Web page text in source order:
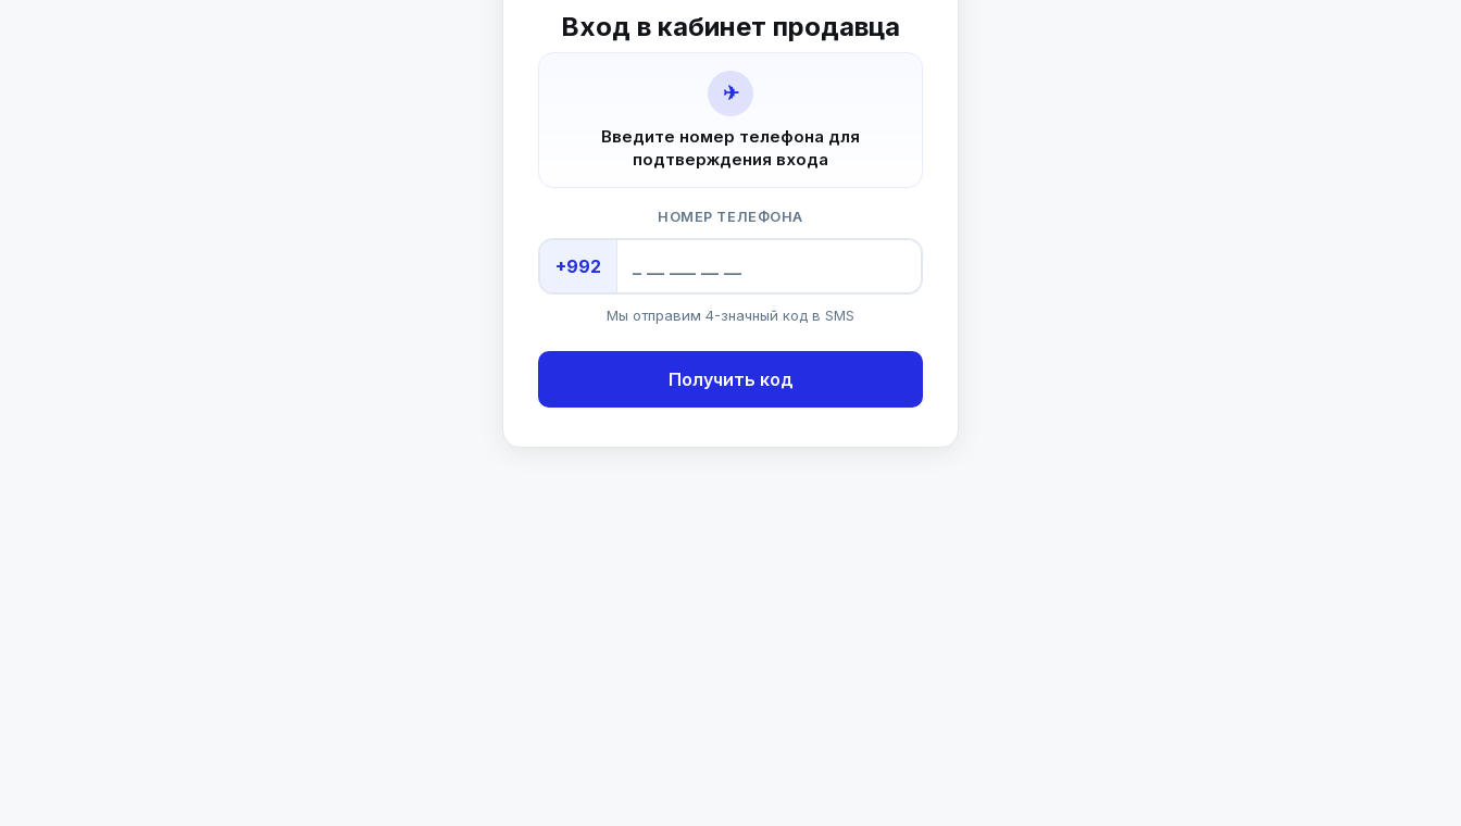
Вход в кабинет продавца
✈
Введите номер телефона для
подтверждения входа
НОМЕР ТЕЛЕФОНА
+992
Мы отправим 4-значный код в SMS
Получить код